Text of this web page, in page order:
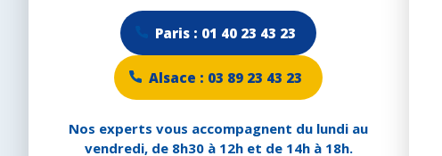
Paris : 01 40 23 43 23
Alsace : 03 89 23 43 23
Nos experts vous accompagnent du lundi au
vendredi, de 8h30 à 12h et de 14h à 18h.